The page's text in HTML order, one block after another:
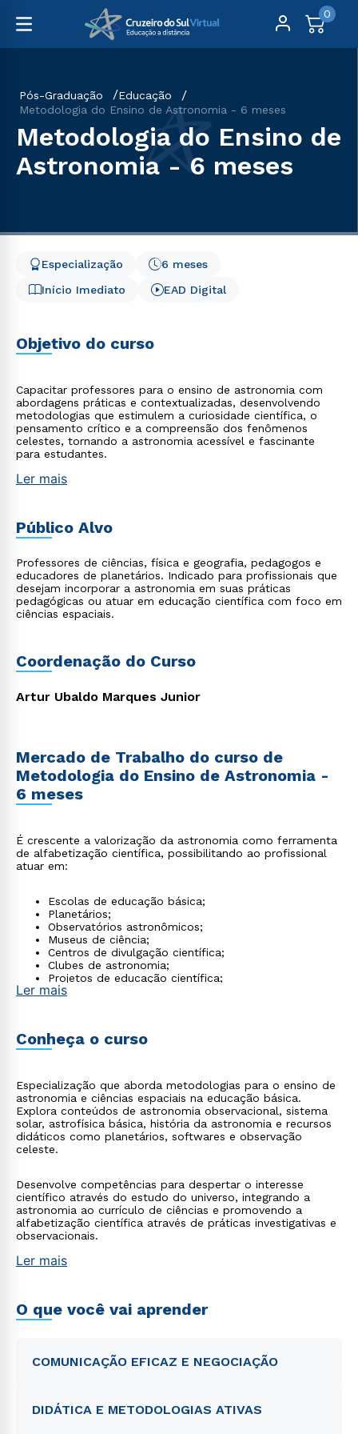
0
Pós-Graduação
Educação
Metodologia do Ensino de Astronomia - 6 meses
Metodologia do Ensino de
Astronomia - 6 meses
Início Imediato
6 meses
Especialização
EAD Digital
Objetivo do curso
Capacitar professores para o ensino de astronomia com
abordagens práticas e contextualizadas, desenvolvendo
metodologias que estimulem a curiosidade científica, o
pensamento crítico e a compreensão dos fenômenos
celestes, tornando a astronomia acessível e fascinante
para estudantes.
Ler mais
Público Alvo
Professores de ciências, física e geografia, pedagogos e
educadores de planetários. Indicado para profissionais que
desejam incorporar a astronomia em suas práticas
pedagógicas ou atuar em educação científica com foco em
ciências espaciais.
Coordenação do Curso
Artur Ubaldo Marques Junior
Mercado de Trabalho do curso de
Metodologia do Ensino de Astronomia -
6 meses
É crescente a valorização da astronomia como ferramenta
de alfabetização científica, possibilitando ao profissional
atuar em:
Escolas de educação básica;
Planetários;
Observatórios astronômicos;
Museus de ciência;
Centros de divulgação científica;
Clubes de astronomia;
Projetos de educação científica;
Produção de conteúdo educacional.
Ler mais
Conheça o curso
Especialização que aborda metodologias para o ensino de
astronomia e ciências espaciais na educação básica.
Explora conteúdos de astronomia observacional, sistema
solar, astrofísica básica, história da astronomia e recursos
didáticos como planetários, softwares e observação
celeste.
Desenvolve competências para despertar o interesse
científico através do estudo do universo, integrando a
astronomia ao currículo de ciências e promovendo a
alfabetização científica através de práticas investigativas e
observacionais.
Ler mais
O que você vai aprender
COMUNICAÇÃO EFICAZ E NEGOCIAÇÃO
DIDÁTICA E METODOLOGIAS ATIVAS